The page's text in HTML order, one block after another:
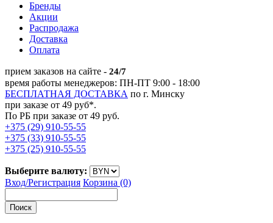
Бренды
Акции
Распродажа
Доставка
Оплата
прием заказов на сайте - 24/7
время работы менеджеров: ПН-ПТ 9:00 - 18:00
БЕСПЛАТНАЯ ДОСТАВКА по г. Минску
при заказе от 49 руб*.
По РБ при заказе от 49 руб.
+375 (29) 910-55-55
+375 (33) 910-55-55
+375 (25) 910-55-55
Выберите валюту:
Вход/Регистрация Корзина (0)
Поиск